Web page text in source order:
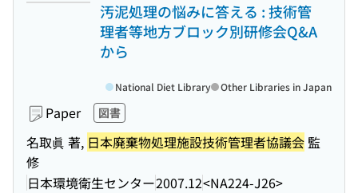
汚泥処理の悩みに答える : 技術管
理者等地方ブロック別研修会Q&A
から
Paper 図書
名取眞 著, 日本廃棄物処理施設技術管理者協議会 監
修
日本環境衛生センター2007.12<NA224-J26>
National Diet Library Other Libraries in Japan